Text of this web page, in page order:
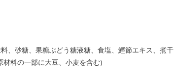
、砂糖、果糖ぶどう糖液糖、食塩、鰹節エキス、煮干
料の一部に大豆、小麦を含む)